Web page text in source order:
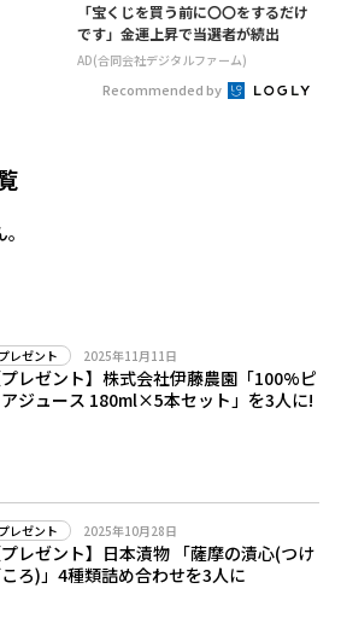
「宝くじを買う前に〇〇をするだけ
です」金運上昇で当選者が続出
AD(合同会社デジタルファーム)
Recommended by
プレゼント 2025年11月11日
プレゼント】株式会社伊藤農園「100%ピ
ジュース 180ml×5本セット」を3人に!
プレゼント 2025年10月28日
プレゼント】日本漬物 「薩摩の漬心(つけ
ろ)」4種類詰め合わせを3人に